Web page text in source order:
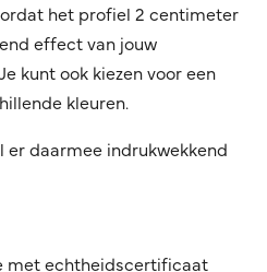
het profiel 2 centimeter
effect van jouw
kunt ook kiezen voor een
kleuren.
daarmee indrukwekkend
met echtheidscertificaat